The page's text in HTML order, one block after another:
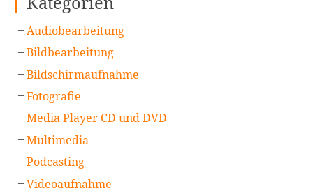
Audiobearbeitung
Bildbearbeitung
Bildschirmaufnahme
Fotografie
Media Player CD und DVD
Multimedia
Podcasting
Videoaufnahme